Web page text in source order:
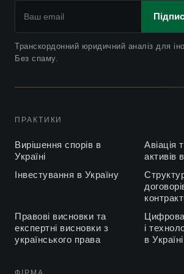
Судове тлумачення поняття “пасажир” у
Ганна Цірат про проблеми транспортної
України, The Ukrainian Journal of Business
українському бізнесу?
Юридична газета
Міжнародне та іноземне право у
господарських судів України
Ганна Цірат про сучасне регулювання
Транскордонний юридичний аналіз для
Без спаму.
ПРАКТИКИ
Вирішення спорів в
Україні
Авіація
активів
Інвестування в Україну
Правові висновки та
експертні висновки з
українського права
і
в Україні